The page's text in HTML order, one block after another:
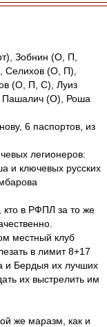
Зобнин (О, П,
Селихов (О, П),
(О, П, С), Луиз
Пашалич (О), Роша
6 паспортов, из
легионеров:
и ключевых русских
кто в РФПЛ за то же
местный клуб
в лимит 8+17
и Бердыя их лучших
их выстрелить им
же маразм, как и